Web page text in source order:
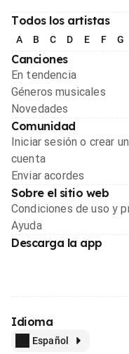
Todos los artistas
A B C D E F G
Canciones
En tendencia
Géneros musicales
Novedades
Comunidad
Iniciar sesión o crear
cuenta
Enviar acordes
Sobre el sitio web
Condiciones de uso y
Ayuda
Descarga la app
Idioma
Español